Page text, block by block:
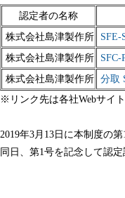
認定者の名称
株式会社島津製作所
SFE-
株式会社島津製作所
株式会社島津製作所 分取
※リンク先は各社Webサイト
2019年3月13日に本制度の
同日、第1号を記念して認